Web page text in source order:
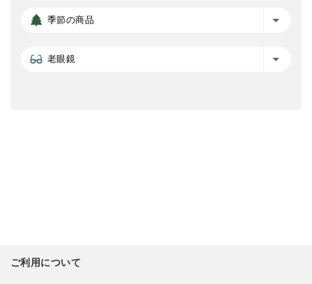
季節の商品
老眼鏡
ご利用について